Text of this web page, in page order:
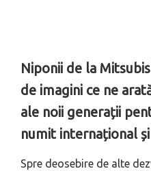
Niponii de la
de imagini ce ne
ale noii generații
numit internațional
Spre deosebire de alte